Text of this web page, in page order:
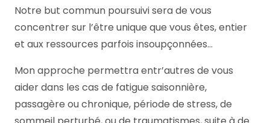
Notre but commun poursuivi sera de vous
concentrer sur l’être unique que vous êtes, entier
et aux ressources parfois insoupçonnées…
Mon approche permettra entr’autres de vous
aider dans les cas de fatigue saisonnière,
passagère ou chronique, période de stress, de